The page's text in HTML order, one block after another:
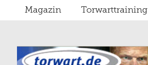
Magazin Torwarttraining